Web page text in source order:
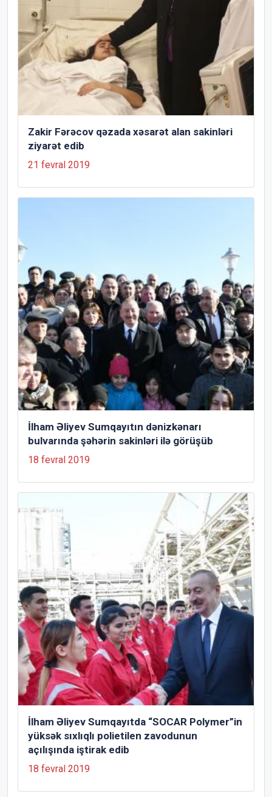
Zakir Fərəcov qəzada xəsarət alan sakinləri
ziyarət edib
21 fevral 2019
İlham Əliyev Sumqayıtın dənizkənarı
bulvarında şəhərin sakinləri ilə görüşüb
18 fevral 2019
İlham Əliyev Sumqayıtda “SOCAR Polymer”in
yüksək sıxlıqlı polietilen zavodunun
açılışında iştirak edib
18 fevral 2019